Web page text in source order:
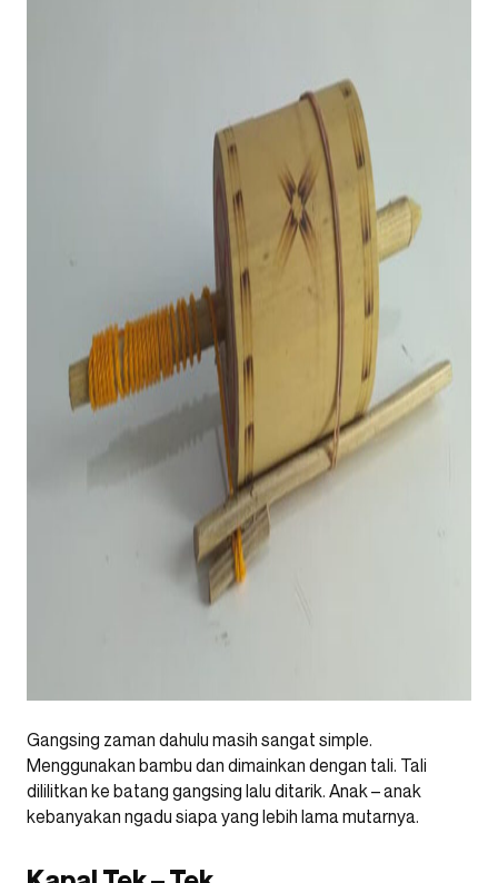
Gangsing zaman dahulu masih sangat simple.
Menggunakan bambu dan dimainkan dengan tali. Tali
dililitkan ke batang gangsing lalu ditarik. Anak – anak
kebanyakan ngadu siapa yang lebih lama mutarnya.